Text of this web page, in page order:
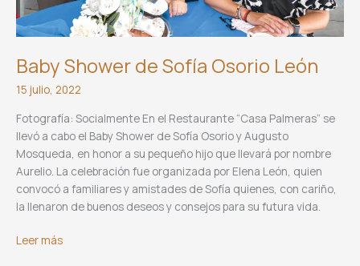
Baby Shower de Sofía Osorio León
15 julio, 2022
Fotografía: Socialmente En el Restaurante “Casa Palmeras” se
llevó a cabo el Baby Shower de Sofía Osorio y Augusto
Mosqueda, en honor a su pequeño hijo que llevará por nombre
Aurelio. La celebración fue organizada por Elena León, quien
convocó a familiares y amistades de Sofía quienes, con cariño,
la llenaron de buenos deseos y consejos para su futura vida.
Baby
Leer más